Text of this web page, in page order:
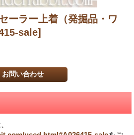
ーラー上着（発掘品・ワ
sale]